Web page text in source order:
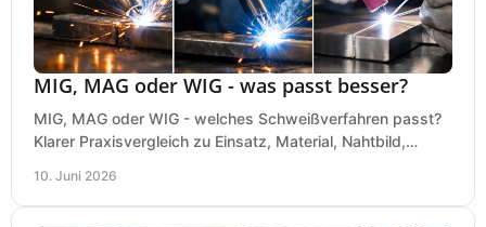
MIG, MAG oder WIG - was passt besser?
MIG, MAG oder WIG - welches Schweißverfahren passt?
Klarer Praxisvergleich zu Einsatz, Material, Nahtbild,
10. Juni 2026